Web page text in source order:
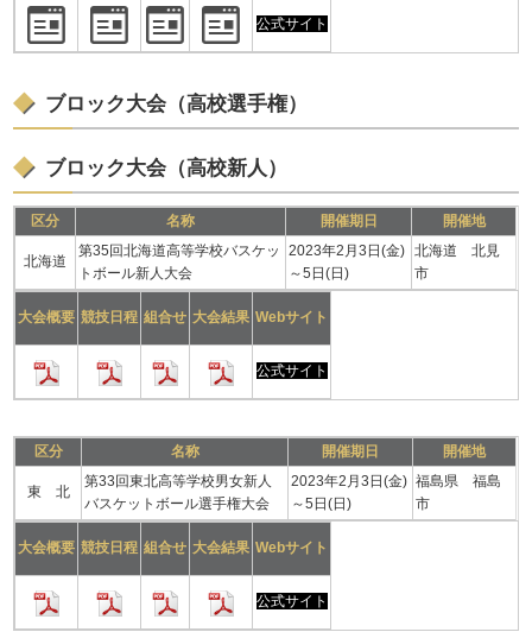
公式サイト
ブロック大会（高校選手権）
ブロック大会（高校新人）
区分 名称 開催期日 開催地
北海道
第35回北海道高等学校バスケッ
トボール新人大会
2023年2月3日(金)
～5日(日)
北海道 北見
市
大会概要 競技日程 組合せ 大会結果 Webサイト
公式サイト
区分 名称 開催期日 開催地
東 北
第33回東北高等学校男女新人
バスケットボール選手権大会
2023年2月3日(金)
～5日(日)
福島県 福島
市
大会概要 競技日程 組合せ 大会結果 Webサイト
公式サイト